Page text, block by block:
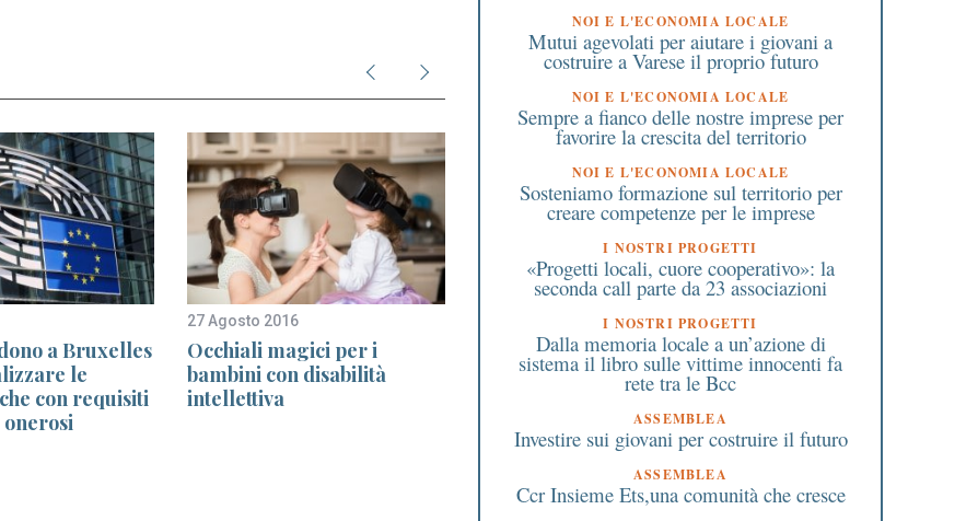
a Bruxelles
le
con requisiti
27 Agosto 2016
Occhiali magici per i
bambini con disabilità
intellettiva
Il 2016 è stato un anno
record per i musei italiani
Renaissance in
2026: 280 ricercatori a
NOI E L'ECONOMIA LOCALE
Mutui agevolati per aiutare i giovani a
costruire a Varese il proprio futuro
NOI E L'ECONOMIA LOCALE
Sempre a fianco delle nostre imprese per
favorire la crescita del territorio
NOI E L'ECONOMIA LOCALE
Sosteniamo formazione sul territorio per
creare competenze per le imprese
I NOSTRI PROGETTI
«Progetti locali, cuore cooperativo»: la
seconda call parte da 23 associazioni
I NOSTRI PROGETTI
Dalla memoria locale a un’azione di
sistema il libro sulle vittime innocenti fa
rete tra le Bcc
ASSEMBLEA
Investire sui giovani per costruire il futuro
ASSEMBLEA
Ccr Insieme Ets,una comunità che cresce